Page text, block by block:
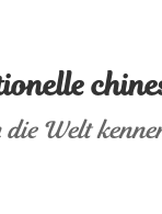
die Welt